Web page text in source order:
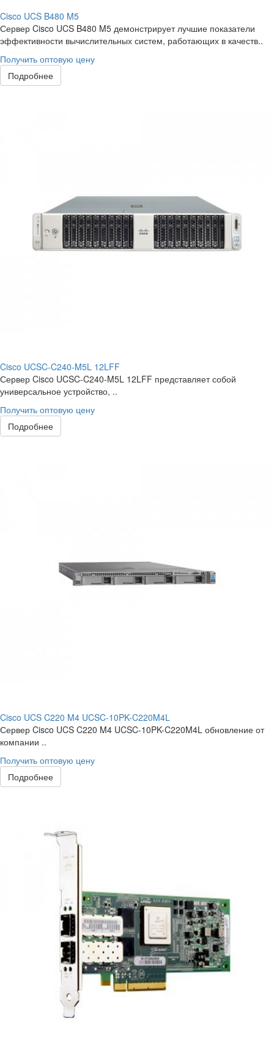
Cisco UCS B480 M5
Сервер Cisco UCS B480 M5 демонстрирует лучшие показатели
эффективности вычислительных систем, работающих в качеств..
Получить оптовую цену
Подробнее
Cisco UCSC-C240-M5L 12LFF
Сервер Cisco UCSC-C240-M5L 12LFF представляет собой
универсальное устройство, ..
Получить оптовую цену
Подробнее
Cisco UCS C220 M4 UCSC-10PK-C220M4L
Сервер Cisco UCS C220 M4 UCSC-10PK-C220M4L обновление от
компании ..
Получить оптовую цену
Подробнее